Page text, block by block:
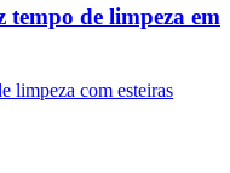
de limpeza em
limpeza com esteiras